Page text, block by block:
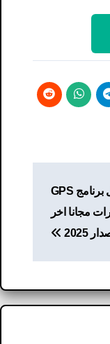
تحميل برنامج GPS
مجانا اخر
2025